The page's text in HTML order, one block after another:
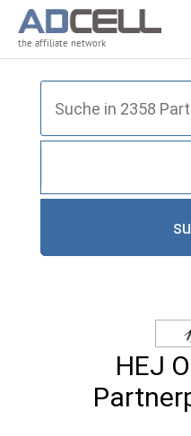
the affiliate network
HEJ